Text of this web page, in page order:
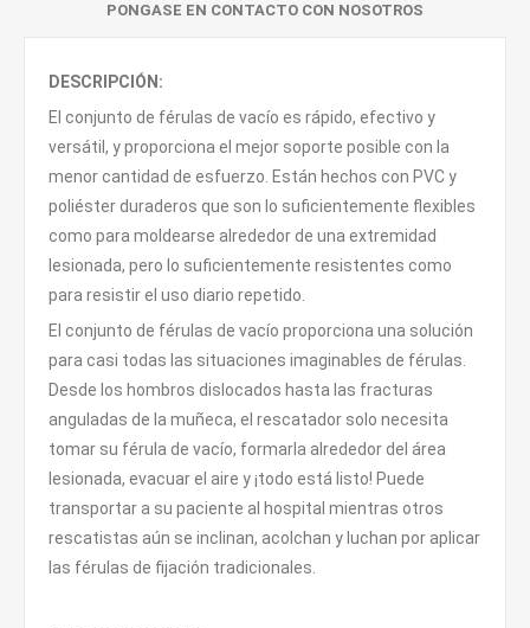
PONGASE EN CONTACTO CON NOSOTROS
DESCRIPCIÓN:
El conjunto de férulas de vacío es rápido, efectivo y
versátil, y proporciona el mejor soporte posible con la
menor cantidad de esfuerzo. Están hechos con PVC y
poliéster duraderos que son lo suficientemente flexibles
como para moldearse alrededor de una extremidad
lesionada, pero lo suficientemente resistentes como
para resistir el uso diario repetido.
El conjunto de férulas de vacío proporciona una solución
para casi todas las situaciones imaginables de férulas.
Desde los hombros dislocados hasta las fracturas
anguladas de la muñeca, el rescatador solo necesita
tomar su férula de vacío, formarla alrededor del área
lesionada, evacuar el aire y ¡todo está listo! Puede
transportar a su paciente al hospital mientras otros
rescatistas aún se inclinan, acolchan y luchan por aplicar
las férulas de fijación tradicionales.